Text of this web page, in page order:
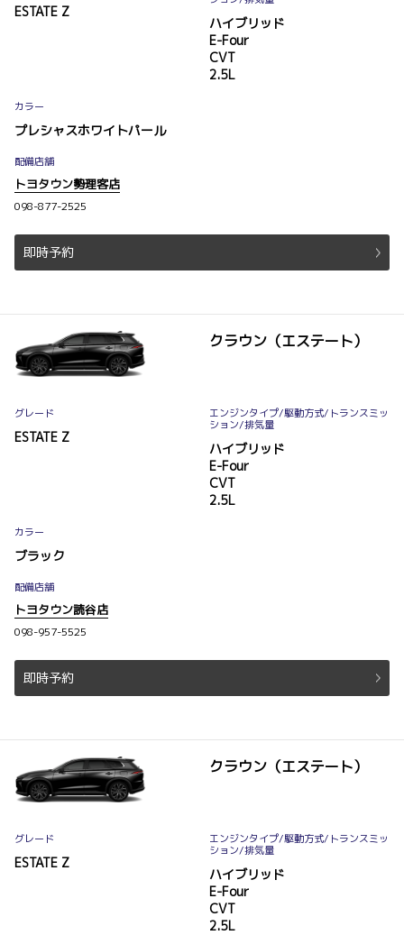
ESTATE Z
ハイブリッド
E-Four
CVT
2.5L
カラー
プレシャスホワイトパール
配備店舗
トヨタウン勢理客店
098-877-2525
即時予約
クラウン（エステート）
グレード
ESTATE Z
エンジンタイプ/駆動方式/ トランスミッ
ション/排気量
ハイブリッド
E-Four
CVT
2.5L
カラー
ブラック
配備店舗
トヨタウン読谷店
098-957-5525
即時予約
クラウン（エステート）
グレード
ESTATE Z
エンジンタイプ/駆動方式/ トランスミッ
ション/排気量
ハイブリッド
E-Four
CVT
2.5L